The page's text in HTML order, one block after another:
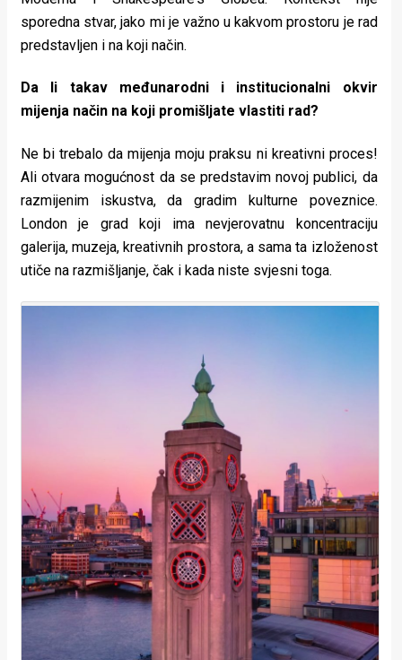
sporedna stvar, jako mi je važno u kakvom prostoru je rad
predstavljen i na koji način.
Da li takav međunarodni i institucionalni okvir
mijenja način na koji promišljate vlastiti rad?
Ne bi trebalo da mijenja moju praksu ni kreativni proces!
Ali otvara mogućnost da se predstavim novoj publici, da
razmijenim iskustva, da gradim kulturne poveznice.
London je grad koji ima nevjerovatnu koncentraciju
galerija, muzeja, kreativnih prostora, a sama ta izloženost
utiče na razmišljanje, čak i kada niste svjesni toga.